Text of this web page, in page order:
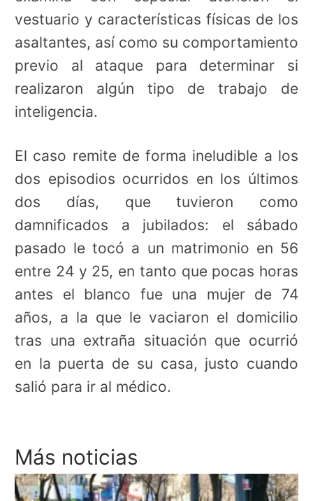
vestuario y características físicas de los
asaltantes, así como su comportamiento
previo al ataque para determinar si
realizaron algún tipo de trabajo de
inteligencia.
El caso remite de forma ineludible a los
dos episodios ocurridos en los últimos
dos días, que tuvieron como
damnificados a jubilados: el sábado
pasado le tocó a un matrimonio en 56
entre 24 y 25, en tanto que pocas horas
antes el blanco fue una mujer de 74
años, a la que le vaciaron el domicilio
tras una extraña situación que ocurrió
en la puerta de su casa, justo cuando
salió para ir al médico.
Más noticias